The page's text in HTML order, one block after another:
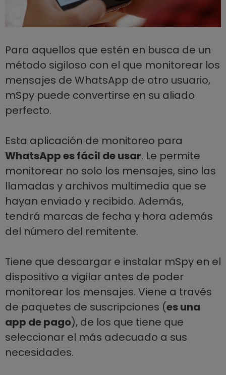
Para aquellos que estén en busca de un
método sigiloso con el que monitorear los
mensajes de WhatsApp de otro usuario,
mSpy puede convertirse en su aliado
perfecto.
Esta aplicación de monitoreo para
WhatsApp es fácil de usar. Le permite
monitorear no solo los mensajes, sino las
llamadas y archivos multimedia que se
hayan enviado y recibido. Además,
tendrá marcas de fecha y hora además
del número del remitente.
Tiene que descargar e instalar mSpy en el
dispositivo a vigilar antes de poder
monitorear los mensajes. Viene a través
de paquetes de suscripciones (es una
app de pago), de los que tiene que
seleccionar el más adecuado a sus
necesidades.